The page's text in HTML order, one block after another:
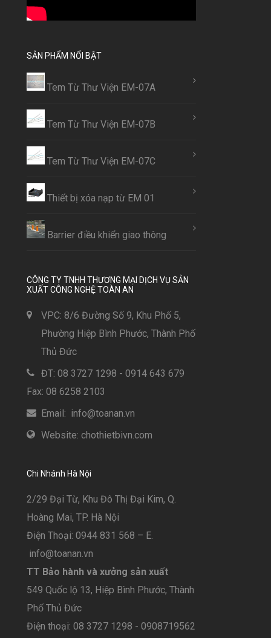
SẢN PHẨM NỔI BẬT
Tem Từ Thư Viện EM-07A
Tem Từ Thư Viện EM-07B
Tem Từ Thư Viện EM-07C
Thiết bị xóa nạp từ EM 01
Barrier điều khiển giao thông
CÔNG TY TNHH THƯƠNG MẠI DỊCH VỤ SẢN
XUẤT CÔNG NGHỆ TOÀN AN
VPC: 8/6 Đường Số 9, Khu Phố 5,
Phường Hiệp Bình Phước, Thành Phố
Thủ Đức
ĐT: 08 3727 1298 - 0914 643 679
Fax: 08 6258 2103
Email: info@toanan.vn
Website: chothietbivn.com
Chi Nhánh Hà Nội
2/29 Đại Từ, Khu Đô Thị Đại Kim, Q.
Hoàng Mai, TP. Hà Nội
Điện Thoại: 0944 831 568 – E.
info@toanan.vn
TT Bảo hành và xưởng sản xuất
549 Quốc lộ 13, Hiệp Bình Phước, Thành
Phố Thủ Đức
Điện thoại: 08 3727 1298 - 0908719562